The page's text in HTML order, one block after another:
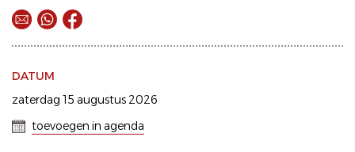
DATUM
zaterdag 15 augustus 2026
toevoegen in agenda